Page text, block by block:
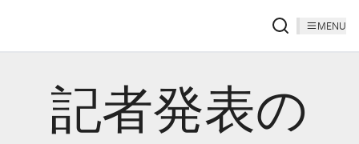
MENU
記者発表の